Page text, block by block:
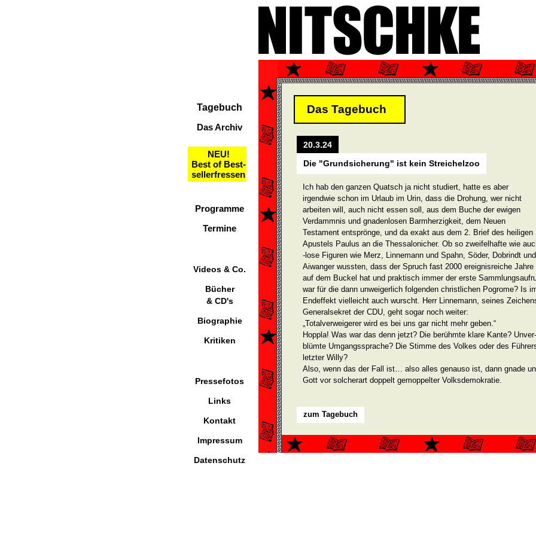
Tagebuch
Das Archiv
NEU!
Best of Best-
sellerfressen
Programme
Termine
Videos & Co.
Bücher
& CD's
Biographie
Kritiken
Pressefotos
Links
Kontakt
Impressum
Datenschutz
Das Tagebuch
20.3.24
Die "Grundsicherung" ist kein Streichelzoo
Ich hab den ganzen Quatsch ja nicht studiert, hatte es aber
irgendwie schon im Urlaub im Urin, dass die Drohung, wer nicht
arbeiten will, auch nicht essen soll, aus dem Buche der ewigen
Verdammnis und gnadenlosen Barmherzigkeit, dem Neuen
Testament entsprönge, und da exakt aus dem 2. Brief des heiligen
Apustels Paulus an die Thessalo­nicher. Ob so zweifelhafte wie
-lose Figuren wie Merz, Linnemann und Spahn, Söder, Dobrindt und
Aiwanger wussten, dass der Spruch fast 2000 ereignisreiche Jahre
auf dem Buckel hat und praktisch immer der erste
war für die dann unwei­gerlich folgenden christlichen Pogrome? Is
Endeffekt viel­leicht auch wurscht. Herr Linnemann, seines
Generalsekret der CDU, geht sogar noch weiter:
„Totalverweigerer wird es bei uns gar nicht mehr geben.“
Hoppla! Was war das denn jetzt? Die berühmte klare Kante? Unver­
blümte Umgangssprache? Die Stimme des Volkes oder des
letzter Willy?
Also, wenn das der Fall ist… also alles genauso ist, dann gnade
Gott vor solcherart doppelt gemoppelter Volksdemokratie.
zum Tagebuch